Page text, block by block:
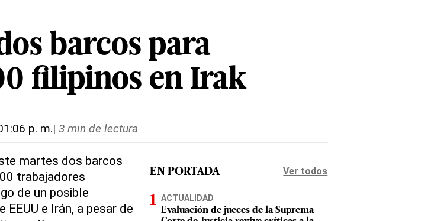
barcos para
filipinos en Irak
p. m.| 3 min de lectura
martes dos barcos
trabajadores
de un posible
e Irán, a pesar de
EN PORTADA Ver todos
ACTUALIDAD
Evaluación de jueces de la Suprema